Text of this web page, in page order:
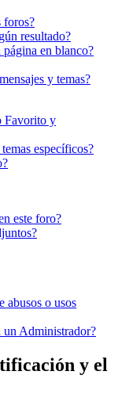
foros?
resultado?
en blanco?
y temas?
Favorito y
específicos?
este foro?
abusos o usos
un Administrador?
y el